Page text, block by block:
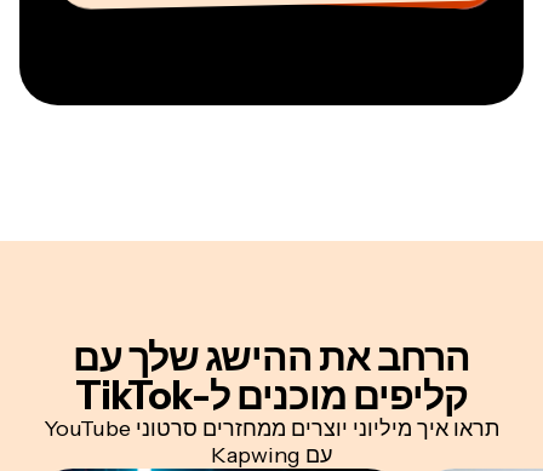
הרחב את ההישג שלךעם
קליפים מוכנים ל-TikTok
תראו איך מיליוני יוצרים ממחזרים סרטוני YouTube
עם Kapwing